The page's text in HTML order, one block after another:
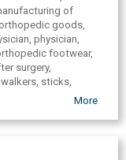
įdėklus į avalynę,
3D
of
goods,
physician,
footwear,
surgery,
sticks,
buggies, toilet
pillows,
physiotherapy,
More